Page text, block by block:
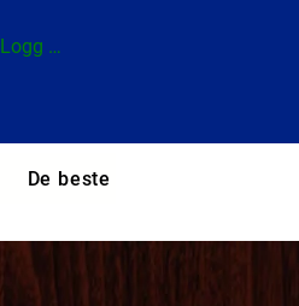
Logg inn
De beste hotellene i